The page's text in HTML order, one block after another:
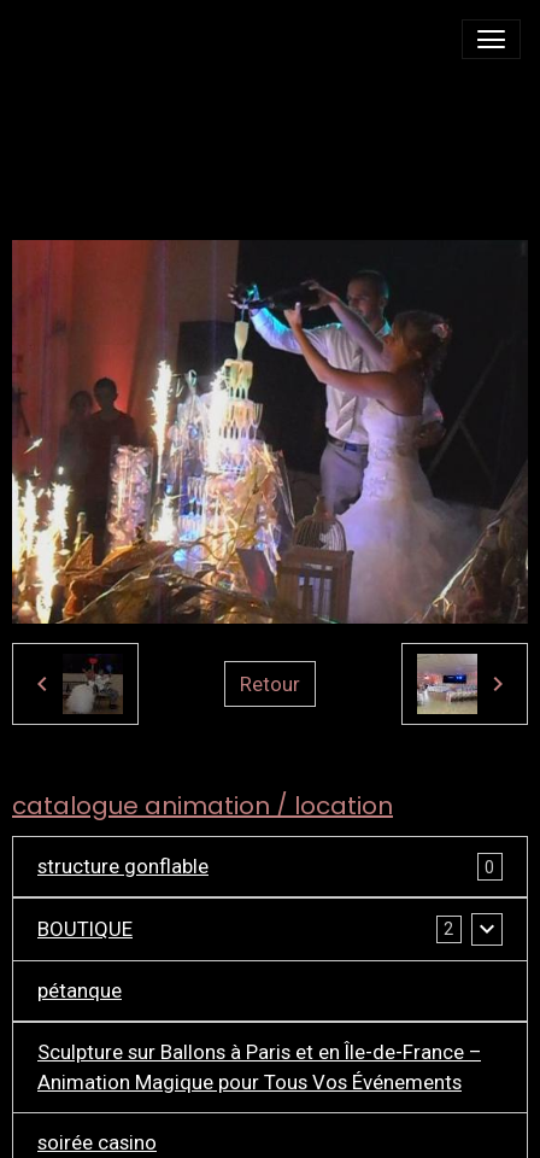
Retour
catalogue animation / location
structure gonflable 0
BOUTIQUE 2
pétanque
Sculpture sur Ballons à Paris et en Île-de-France –
Animation Magique pour Tous Vos Événements
soirée casino